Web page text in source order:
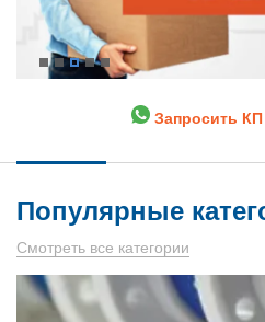
Запросить
Популярные
Смотреть все категории